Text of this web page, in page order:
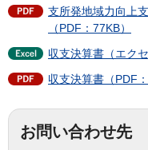
支所発地域力向上
（PDF：77KB）
収支決算書（エク
収支決算書（PDF：
お問い合わせ先